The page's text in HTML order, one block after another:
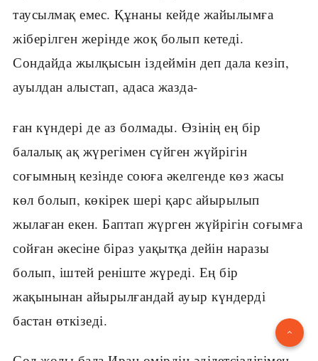
таусылмақ емес. Құнаны кейде жайылымға
жіберілген жерінде жоқ болып кетеді.
Сондайда жылқысын іздеймін деп дала кезіп,
ауылдан алыстап, адаса жазда-
ған күндері де аз болмады. Өзінің ең бір
балалық ақ жүрегімен сүйген жүйрігін
соғымның кезінде союға әкелгенде көз жасы
көл болып, көкірек шері қарс айырылып
жылаған екен. Баптап жүрген жүйрігін соғымға
сойған әкесіне біраз уақытқа дейін наразы
болып, іштей реніште жүреді. Ең бір
жақынынан айырылғандай ауыр күндерді
бастан өткізеді.